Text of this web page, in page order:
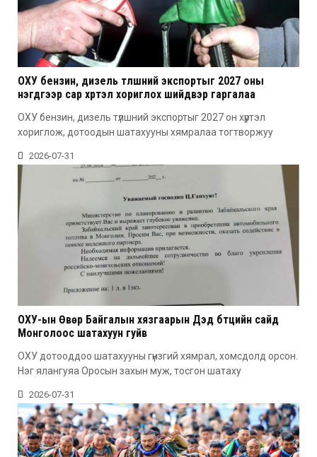
ОХУ бензин, дизель түлшний экспортыг 2027 оны
нэгдүгээр сар хүртэл хориглох шийдвэр гаргалаа
ОХУ бензин, дизель түлшний экспортыг 2027 он хүртэл
хориглож, дотоодын шатахууны хямралаа тогтворжуу
2026-07-31
ОХУ-ын Өвөр Байгалын хязгаарын Дэд бүтцийн сайд
Монголоос шатахуун гуйв
ОХУ дотооддоо шатахууны гүнзгий хямрал, хомсдолд орсон.
Нэг ялангуяа Оросын захын муж, тосгон шатаху
2026-07-31